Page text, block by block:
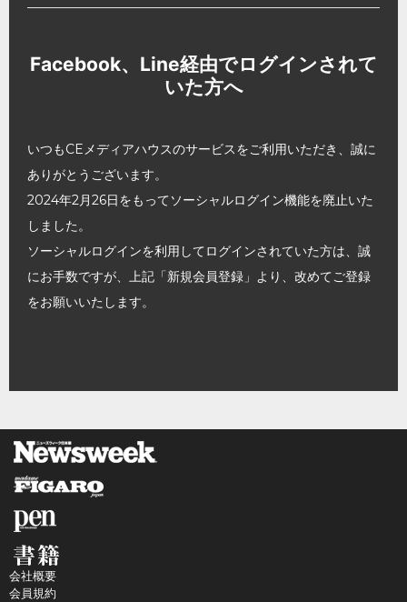
Facebook、Line経由でログインされて
いた方へ
いつもCEメディアハウスのサービスをご利用いただき、誠に
ありがとうございます。
2024年2月26日をもってソーシャルログイン機能を廃止いた
しました。
ソーシャルログインを利用してログインされていた方は、誠
にお手数ですが、上記「新規会員登録」より、改めてご登録
をお願いいたします。
会社概要
会員規約